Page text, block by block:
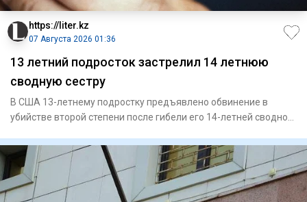
https://liter.kz
07 Августа 2026 01:36
13 летний подросток застрелил 14 летнюю
сводную сестру
В США 13-летнему подростку предъявлено обвинение в
убийстве второй степени после гибели его 14-летней сводной